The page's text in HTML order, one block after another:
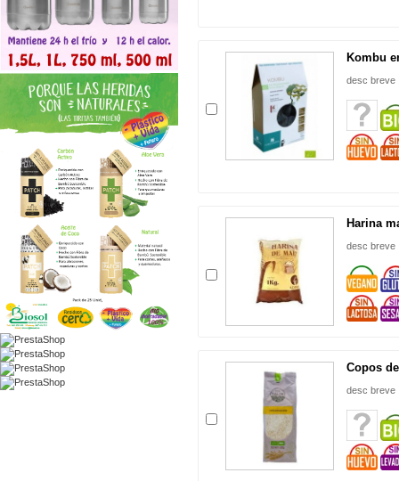
Kombu
desc breve
Harina
desc breve
Copos
desc breve